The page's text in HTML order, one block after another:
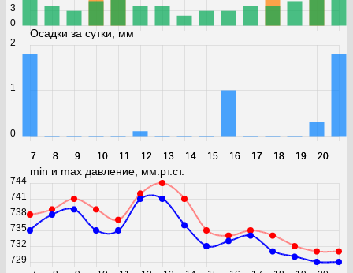
7 8 9 10 11 12 13 14 15 16 17 18 19 20
0
3
Осадки за сутки, мм
7 8 9 10 11 12 13 14 15 16 17 18 19 20
0
1
2
min и max давление, мм.рт.ст.
729
732
735
738
741
744